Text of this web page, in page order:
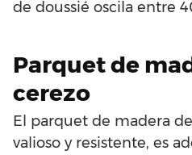
de doussié oscila entre
Parquet de
cerezo
El parquet de madera
valioso y resistente, es